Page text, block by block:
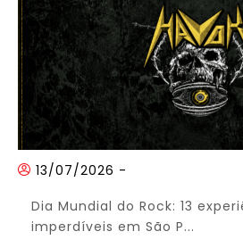
13/07/2026 -
Dia Mundial do Rock: 13
imperdíveis em São P...